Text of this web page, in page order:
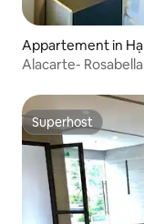
Appartement in
Alacarte-
Superhost
Superhost